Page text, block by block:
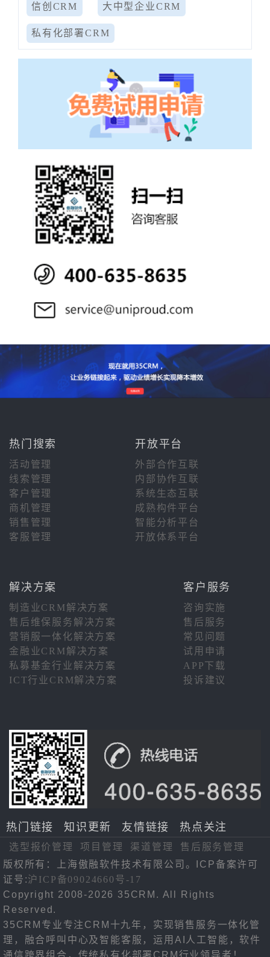
信创CRM 大中型企业CRM
私有化部署CRM
热门搜索 开放平台
活动管理
外部合作互联
线索管理
内部协作互联
客户管理
系统生态互联
商机管理
成熟构件平台
销售管理
智能分析平台
客服管理
开放体系平台
解决方案 客户服务
制造业CRM解决方案
咨询实施
售后维保服务解决方案
售后服务
营销服一体化解决方案
常见问题
金融业CRM解决方案
试用申请
私募基金行业解决方案
APP下载
ICT行业CRM解决方案
投诉建议
热门链接 知识更新 友情链接 热点关注
选型报价管理 项目管理 渠道管理
售后服务管理
版权所有：上海傲融软件技术有限公司。ICP备案许可
证号:沪ICP备09024660号-17
Copyright 2008-2026 35CRM. All Rights
Reserved.
35CRM专业专注CRM十九年，实现销售服务一体化管
理，融合呼叫中心及智能客服，运用AI人工智能，软件
通信跨界组合，传统私有化部署CRM行业领导者！